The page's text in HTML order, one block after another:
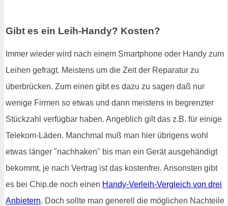
Gibt es ein Leih-Handy? Kosten?
Immer wieder wird nach einem Smartphone oder Handy zum
Leihen gefragt. Meistens um die Zeit der Reparatur zu
überbrücken. Zum einen gibt es dazu zu sagen daß nur
wenige Firmen so etwas und dann meistens in begrenzter
Stückzahl verfügbar haben. Angeblich gilt das z.B. für einige
Telekom-Läden. Manchmal muß man hier übrigens wohl
etwas länger "nachhaken" bis man ein Gerät ausgehändigt
bekommt, je nach Vertrag ist das kostenfrei. Ansonsten gibt
es bei Chip.de noch einen Handy-Verleih-Vergleich von drei
Anbietern. Doch sollte man generell die möglichen Nachteile